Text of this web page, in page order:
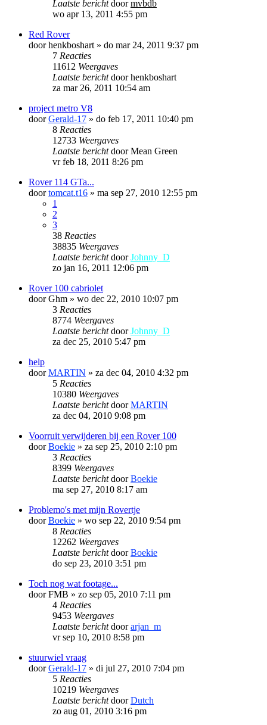
Laatste berichtdoormvbdb
wo apr 13, 2011 4:55 pm
Red Rover
doorhenkboshart » do mar 24, 2011 9:37 pm
7 Reacties
11612 Weergaves
Laatste berichtdoorhenkboshart
za mar 26, 2011 10:54 am
project metro V8
doorGerald-17 » do feb 17, 2011 10:40 pm
8 Reacties
12733 Weergaves
Laatste berichtdoorMean Green
vr feb 18, 2011 8:26 pm
Rover 114 GTa...
doortomcat.t16 » ma sep 27, 2010 12:55 pm
1
2
3
38 Reacties
38835 Weergaves
Laatste berichtdoorJohnny_D
zo jan 16, 2011 12:06 pm
Rover 100 cabriolet
doorGhm » wo dec 22, 2010 10:07 pm
3 Reacties
8774 Weergaves
Laatste berichtdoorJohnny_D
za dec 25, 2010 5:47 pm
help
doorMARTIN » za dec 04, 2010 4:32 pm
5 Reacties
10380 Weergaves
Laatste berichtdoorMARTIN
za dec 04, 2010 9:08 pm
Voorruit verwijderen bij een Rover 100
doorBoekie » za sep 25, 2010 2:10 pm
3 Reacties
8399 Weergaves
Laatste berichtdoorBoekie
ma sep 27, 2010 8:17 am
Problemo's met mijn Rovertje
doorBoekie » wo sep 22, 2010 9:54 pm
8 Reacties
12262 Weergaves
Laatste berichtdoorBoekie
do sep 23, 2010 3:51 pm
Toch nog wat footage...
doorFMB » zo sep 05, 2010 7:11 pm
4 Reacties
9453 Weergaves
Laatste berichtdoorarjan_m
vr sep 10, 2010 8:58 pm
stuurwiel vraag
doorGerald-17 » di jul 27, 2010 7:04 pm
5 Reacties
10219 Weergaves
Laatste berichtdoorDutch
zo aug 01, 2010 3:16 pm